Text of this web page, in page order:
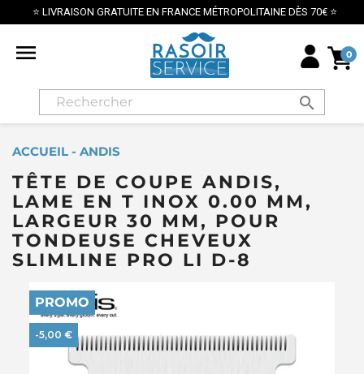
⭐ LIVRAISON GRATUITE EN FRANCE MÉTROPOLITAINE DÈS 70€ ⭐
 0
search
ACCUEIL - ANDIS
TÊTE DE COUPE ANDIS,
LAME EN T INOX 0.00 MM,
LARGEUR 30 MM, POUR
TONDEUSE CHEVEUX
SLIMLINE PRO LI D-8
PROMO
-5,00 €